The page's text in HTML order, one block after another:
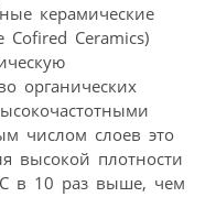
керамические
Cofired Ceramics)
органических
числом слоев это
высокой плотности
в 10 раз выше, чем